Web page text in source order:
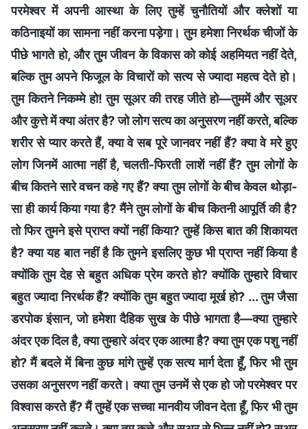
परमेश्वर में अपनी आस्था के लिए तुम्‍हें चुनौतियों और क्लेशों या
कठिनाइयों का सामना नहीं करना पड़ेगा। तुम हमेशा निरर्थक चीजों के
पीछे भागते हो, और तुम जीवन के विकास को कोई अहमियत नहीं देते,
बल्कि तुम अपने फिजूल के विचारों को सत्य से ज्यादा महत्व देते हो।
तुम कितने निकम्‍मे हो! तुम सूअर की तरह जीते हो—तुममें और सूअर
और कुत्ते में क्या अंतर है? जो लोग सत्य का अनुसरण नहीं करते, बल्कि
शरीर से प्यार करते हैं, क्या वे सब पूरे जानवर नहीं हैं? क्या वे मरे हुए
लोग जिनमें आत्मा नहीं है, चलती-फिरती लाशें नहीं हैं? तुम लोगों के
बीच कितने सारे वचन कहे गए हैं? क्या तुम लोगों के बीच केवल थोड़ा-
सा ही कार्य किया गया है? मैंने तुम लोगों के बीच कितनी आपूर्ति की है?
तो फिर तुमने इसे प्राप्त क्यों नहीं किया? तुम्हें किस बात की शिकायत
है? क्या यह बात नहीं है कि तुमने इसलिए कुछ भी प्राप्त नहीं किया है
क्योंकि तुम देह से बहुत अधिक प्रेम करते हो? क्योंकि तुम्‍हारे विचार
बहुत ज्यादा निरर्थक हैं? क्योंकि तुम बहुत ज्यादा मूर्ख हो? ... तुम जैसा
डरपोक इंसान, जो हमेशा दैहिक सुख के पीछे भागता है—क्या तुम्‍हारे
अंदर एक दिल है, क्या तुम्‍हारे अंदर एक आत्मा है? क्या तुम एक पशु नहीं
हो? मैं बदले में बिना कुछ मांगे तुम्‍हें एक सत्य मार्ग देता हूँ, फिर भी तुम
उसका अनुसरण नहीं करते। क्या तुम उनमें से एक हो जो परमेश्वर पर
विश्वास करते हैं? मैं तुम्‍हें एक सच्चा मानवीय जीवन देता हूँ, फिर भी तुम